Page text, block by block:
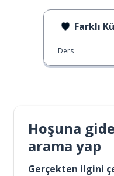
Farklı
Ders
Hoşuna
arama yap
Gerçekten ilgini